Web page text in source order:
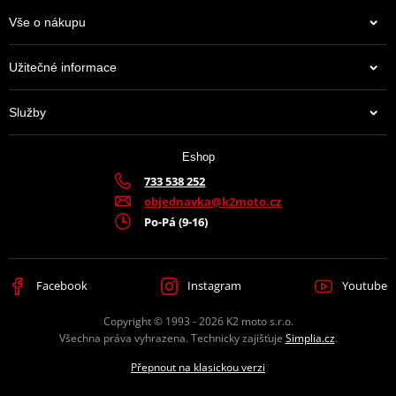
více zboží než všichni ostatní výrobci dohromady. Má k tomu
materiály, jaké se používají. A mají jich hodně. Prakticky na
jakoukoli motorku či čtyřkolku.
D.I.D + JT
šedá
Vše o nákupu
Užitečné informace
Služby
Eshop
733 538 252
objednavka@k2moto.cz
Po-Pá (9-16)
Facebook Instagram Youtube
Copyright © 1993 - 2026 K2 moto s.r.o.
Všechna práva vyhrazena. Technicky zajišťuje Simplia.cz.
Přepnout na klasickou verzi